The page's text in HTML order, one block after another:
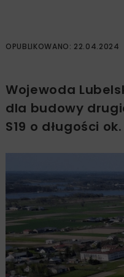
OPUBLIKOWANO: 22.04.2024
Wojewoda
dla budowy
S19 o długości